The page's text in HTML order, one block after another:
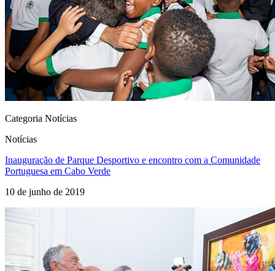
Categoria Notícias
Notícias
Inauguração de Parque Desportivo e encontro com a Comunidade
Portuguesa em Cabo Verde
10 de junho de 2019